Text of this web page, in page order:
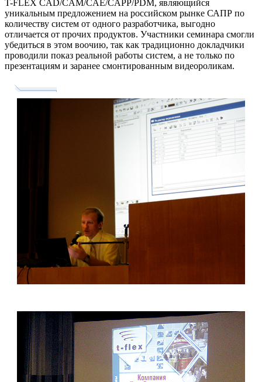
T-FLEX CAD/CAM/CAE/CAPP/PDM, являющийся
уникальным предложением на российском рынке САПР по
количеству систем от одного разработчика, выгодно
отличается от прочих продуктов. Участники семинара смогли
убедиться в этом воочию, так как традиционно докладчики
проводили показ реальной работы систем, а не только по
презентациям и заранее смонтированным видеороликам.